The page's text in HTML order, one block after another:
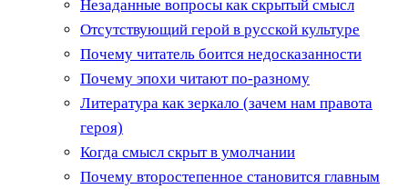
Незаданные вопросы как скрытый смысл
Отсутствующий герой в русской культуре
Почему читатель боится недосказанности
Почему эпохи читают по-разному
Литература как зеркало (зачем нам правота
героя)
Когда смысл скрыт в умолчании
Почему второстепенное становится главным